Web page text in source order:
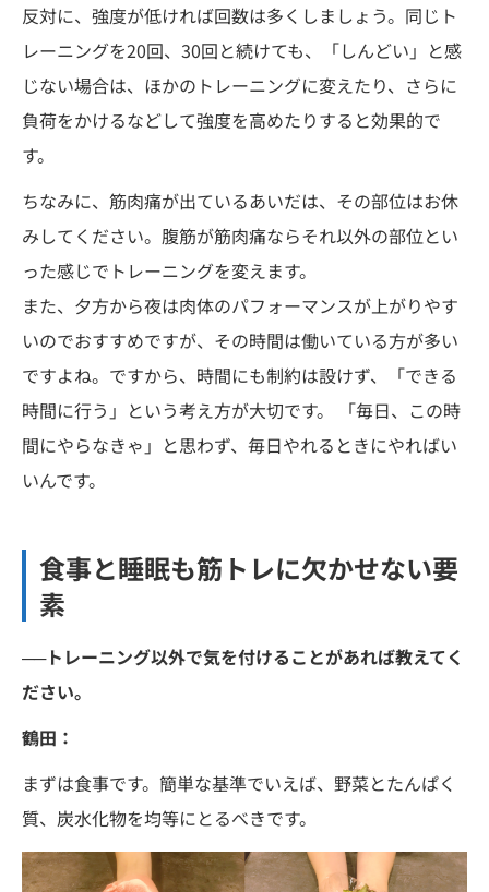
反対に、強度が低ければ回数は多くしましょう。同じト
レーニングを20回、30回と続けても、「しんどい」と感
じない場合は、ほかのトレーニングに変えたり、さらに
負荷をかけるなどして強度を高めたりすると効果的で
す。
ちなみに、筋肉痛が出ているあいだは、その部位はお休
みしてください。腹筋が筋肉痛ならそれ以外の部位とい
った感じでトレーニングを変えます。
また、夕方から夜は肉体のパフォーマンスが上がりやす
いのでおすすめですが、その時間は働いている方が多い
ですよね。ですから、時間にも制約は設けず、「できる
時間に行う」という考え方が大切です。 「毎日、この時
間にやらなきゃ」と思わず、毎日やれるときにやればい
いんです。
食事と睡眠も筋トレに欠かせない要
素
──トレーニング以外で気を付けることがあれば教えてく
ださい。
鶴田：
まずは食事です。簡単な基準でいえば、野菜とたんぱく
質、炭水化物を均等にとるべきです。